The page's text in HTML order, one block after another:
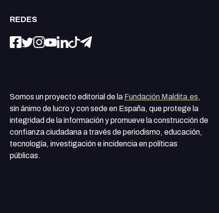
REDES
Somos un proyecto editorial de la Fundación Maldita.es,
sin ánimo de lucro y con sede en España, que protege la
integridad de la información y promueve la construcción de
confianza ciudadana a través de periodismo, educación,
tecnología, investigación e incidencia en políticas
públicas.